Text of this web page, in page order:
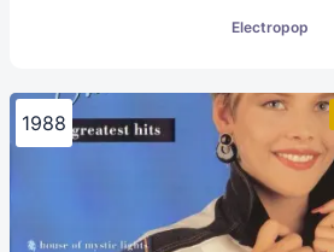
Electropop
1988